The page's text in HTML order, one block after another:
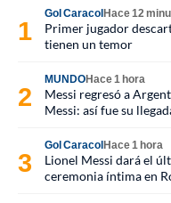
Gol CaracolHace 12
Primer jugador
tienen un temor
MUNDOHace 1 hora
Messi regresó a
Messi: así fue su
Gol CaracolHace 1 hora
Lionel Messi dará el
ceremonia íntima en